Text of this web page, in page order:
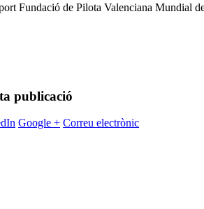
Fundació de Pilota Valenciana Mundial
publicació
Google + Correu electrònic